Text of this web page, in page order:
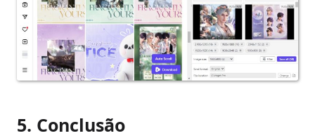
5. Conclusão